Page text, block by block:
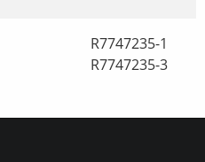
R7747235-1
R7747235-3